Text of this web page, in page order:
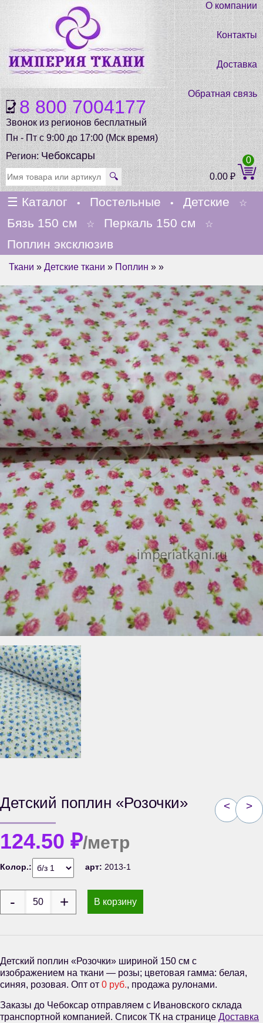
8 800 7004177
Звонок из регионов бесплатный
Пн - Пт с 9:00 до 17:00 (Мск время)
О компании
Контакты
Доставка
Обратная связь
Регион:Чебоксары
🔍 0.00₽
0
☰ Каталог • Постельные • Детские ☆
Бязь 150 см ☆ Перкаль 150 см ☆
Поплин эксклюзив
Ткани » Детские ткани » Поплин » »
< >
Детский поплин «Розочки»
124.50 ₽/метр
Колор.: арт: 2013-1
В корзину
Детский поплин «Розочки» шириной 150 см с
изображением на ткани — розы; цветовая гамма: белая,
синяя, розовая. Опт от 0 руб., продажа рулонами.
Заказы до Чебоксар отправляем с Ивановского склада
транспортной компанией. Список ТК на странице Доставка